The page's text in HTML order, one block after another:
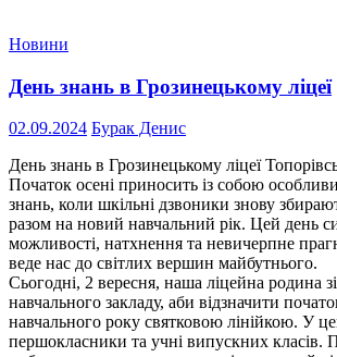
Новини
День знань в Грозинецькому ліцеї
02.09.2024 Бурак Денис
День знань в Грозинецькому ліцеї
Початок осені приносить із собою
знань, коли шкільні дзвоники знову
разом на новий навчальний рік. Цей день
можливості, натхнення та невичерпне
веде нас до світлих вершин майбутнього.
Сьогодні, 2 вересня, наша ліцейна родина
навчального закладу, аби відзначити
навчального року святковою лінійкою. У
першокласники та учні випускних класів.